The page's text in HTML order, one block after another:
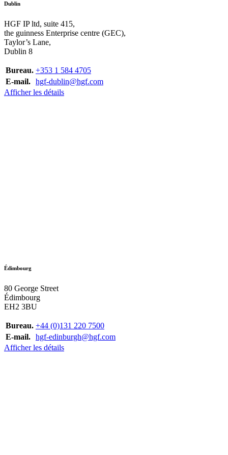
Dublin
HGF IP ltd, suite 415,
the guinness Enterprise centre (GEC),
Taylor’s Lane,
Dublin 8
Bureau. +353 1 584 4705
E-mail. hgf-dublin@hgf.com
Afficher les détails
Édimbourg
80 George Street
Édimbourg
EH2 3BU
Bureau. +44 (0)131 220 7500
E-mail. hgf-edinburgh@hgf.com
Afficher les détails